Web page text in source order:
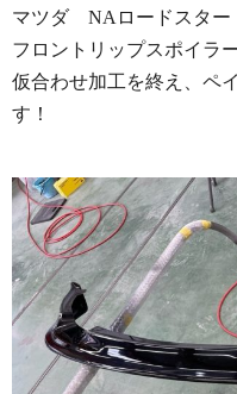
マツダ NAロードスター
フロントリップスポイラ
仮合わせ加工を終え、ペ
す！